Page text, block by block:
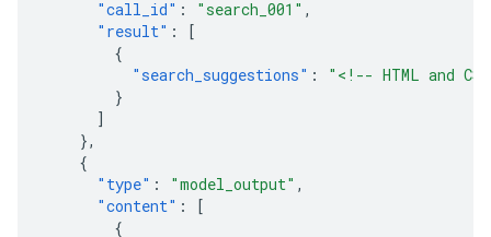
"call_id" : "search_001" ,
"result" :
[
{
"search_suggestions" :
"<!-- HTML and
}
]
},
{
"type" : "model_output" ,
"content" :
[
{